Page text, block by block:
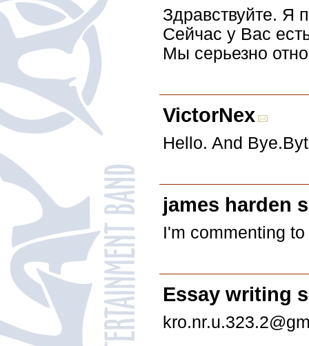
Здравствуйте. Я
Сейчас у Вас
Мы серьезно
VictorNex
Hello. And
james harden
I'm commenting
Еssay writing